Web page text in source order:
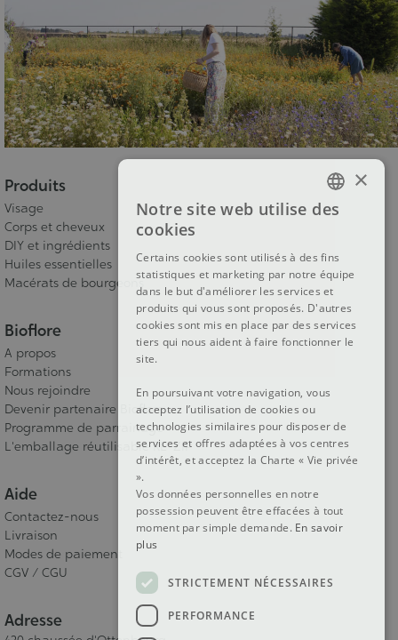
Produits
Visage
Corps et cheveux
DIY et ingrédients
Huiles essentielles
Macérats de bourgeons
Bioflore
A propos
Formations
Nous rejoindre
Devenir partenaire Bioflore
Programme de parrainage
L'emballage réutilisable RE-ZIP
Aide
Contactez-nous
Livraison
Modes de paiement
CGV / CGU
Adresse
FRENCH
ENGLISH
×
Notre site web utilise des
cookies
Certains cookies sont utilisés à des fins
statistiques et marketing par notre équipe
dans le but d'améliorer les services et
produits qui vous sont proposés. D'autres
cookies sont mis en place par des services
tiers qui nous aident à faire fonctionner le
site.
En poursuivant votre navigation, vous
acceptez l’utilisation de cookies ou
technologies similaires pour disposer de
services et offres adaptées à vos centres
d’intérêt, et acceptez la Charte « Vie privée
».
Vos données personnelles en notre
possession peuvent être effacées à tout
moment par simple demande. En savoir
plus
STRICTEMENT NÉCESSAIRES
PERFORMANCE